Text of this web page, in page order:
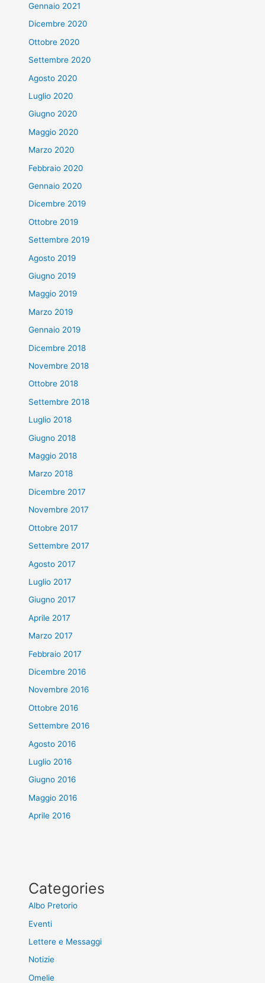
Gennaio 2021
Dicembre 2020
Ottobre 2020
Settembre 2020
Agosto 2020
Luglio 2020
Giugno 2020
Maggio 2020
Marzo 2020
Febbraio 2020
Gennaio 2020
Dicembre 2019
Ottobre 2019
Settembre 2019
Agosto 2019
Giugno 2019
Maggio 2019
Marzo 2019
Gennaio 2019
Dicembre 2018
Novembre 2018
Ottobre 2018
Settembre 2018
Luglio 2018
Giugno 2018
Maggio 2018
Marzo 2018
Dicembre 2017
Novembre 2017
Ottobre 2017
Settembre 2017
Agosto 2017
Luglio 2017
Giugno 2017
Aprile 2017
Marzo 2017
Febbraio 2017
Dicembre 2016
Novembre 2016
Ottobre 2016
Settembre 2016
Agosto 2016
Luglio 2016
Giugno 2016
Maggio 2016
Aprile 2016
Categories
Albo Pretorio
Eventi
Lettere e Messaggi
Notizie
Omelie